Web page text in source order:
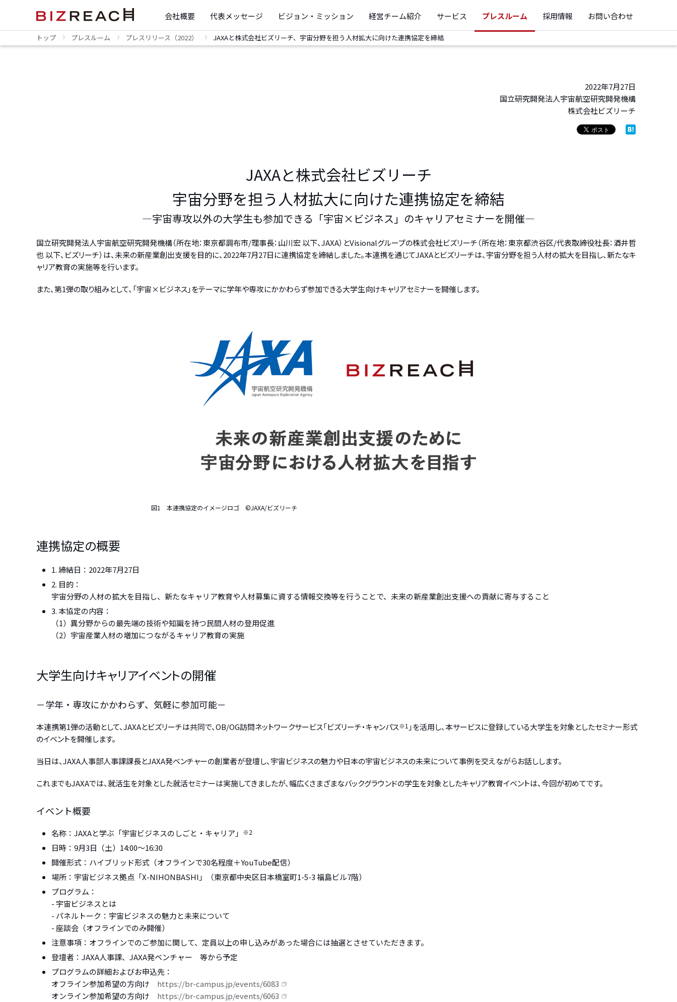
会社概要 代表メッセージ ビジョン・ミッション 経営チーム紹介 サービス プレスルーム 採用情報 お問い合わせ
トップ プレスルーム プレスリリース（2022） JAXAと株式会社ビズリーチ、宇宙分野を担う人材拡大に向けた連携協定を締結
2022年7月27日
国立研究開発法人宇宙航空研究開発機構
株式会社ビズリーチ
JAXAと株式会社ビズリーチ
宇宙分野を担う人材拡大に向けた連携協定を締結
―宇宙専攻以外の大学生も参加できる「宇宙×ビジネス」のキャリアセミナーを開催―
国立研究開発法人宇宙航空研究開発機構（所在地：東京都調布市/理事長：山川宏 以下、JAXA）とVisionalグループの株式会社ビズリーチ（所在地：東京都渋谷区/代表取締役社長：酒井哲
也 以下、ビズリーチ）は、未来の新産業創出支援を目的に、2022年7月27日に連携協定を締結しました。本連携を通じてJAXAとビズリーチは、宇宙分野を担う人材の拡大を目指し、新たなキ
ャリア教育の実施等を行います。
また、第1弾の取り組みとして、「宇宙×ビジネス」をテーマに学年や専攻にかかわらず参加できる大学生向けキャリアセミナーを開催します。
図1 本連携協定のイメージロゴ ©JAXA/ビズリーチ
連携協定の概要
1. 締結日：2022年7月27日
2. 目的：
宇宙分野の人材の拡大を目指し、新たなキャリア教育や人材募集に資する情報交換等を行うことで、未来の新産業創出支援への貢献に寄与すること
3. 本協定の内容：
（1）異分野からの最先端の技術や知識を持つ民間人材の登用促進
（2）宇宙産業人材の増加につながるキャリア教育の実施
大学生向けキャリアイベントの開催
－学年・専攻にかかわらず、気軽に参加可能－
本連携第1弾の活動として、JAXAとビズリーチは共同で、OB/OG訪問ネットワークサービス「ビズリーチ・キャンパス※1 」を活用し、本サービスに登録している大学生を対象としたセミナー形式
のイベントを開催します。
当日は、JAXA人事部人事課課長とJAXA発ベンチャーの創業者が登壇し、宇宙ビジネスの魅力や日本の宇宙ビジネスの未来について事例を交えながらお話しします。
これまでもJAXAでは、就活生を対象とした就活セミナーは実施してきましたが、幅広くさまざまなバックグラウンドの学生を対象としたキャリア教育イベントは、今回が初めてです。
イベント概要
名称：JAXAと学ぶ「宇宙ビジネスのしごと・キャリア」 ※2
日時：9月3日（土）14:00〜16:30
開催形式：ハイブリッド形式（オフラインで30名程度＋YouTube配信）
場所：宇宙ビジネス拠点「X-NIHONBASHI」（東京都中央区日本橋室町1-5-3 福島ビル7階）
プログラム：
- 宇宙ビジネスとは
- パネルトーク：宇宙ビジネスの魅力と未来について
- 座談会（オフラインでのみ開催）
注意事項：オフラインでのご参加に関して、定員以上の申し込みがあった場合には抽選とさせていただきます。
登壇者：JAXA人事課、JAXA発ベンチャー 等から予定
プログラムの詳細およびお申込先：
オフライン参加希望の方向け https://br-campus.jp/events/6083
オンライン参加希望の方向け https://br-campus.jp/events/6063